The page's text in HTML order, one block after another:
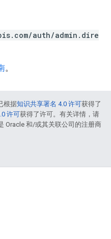
auth/admin.dire
。
根据知识共享署名 4.0 许可获得了
许可获得了许可。有关详情，请
Oracle 和/或其关联公司的注册商